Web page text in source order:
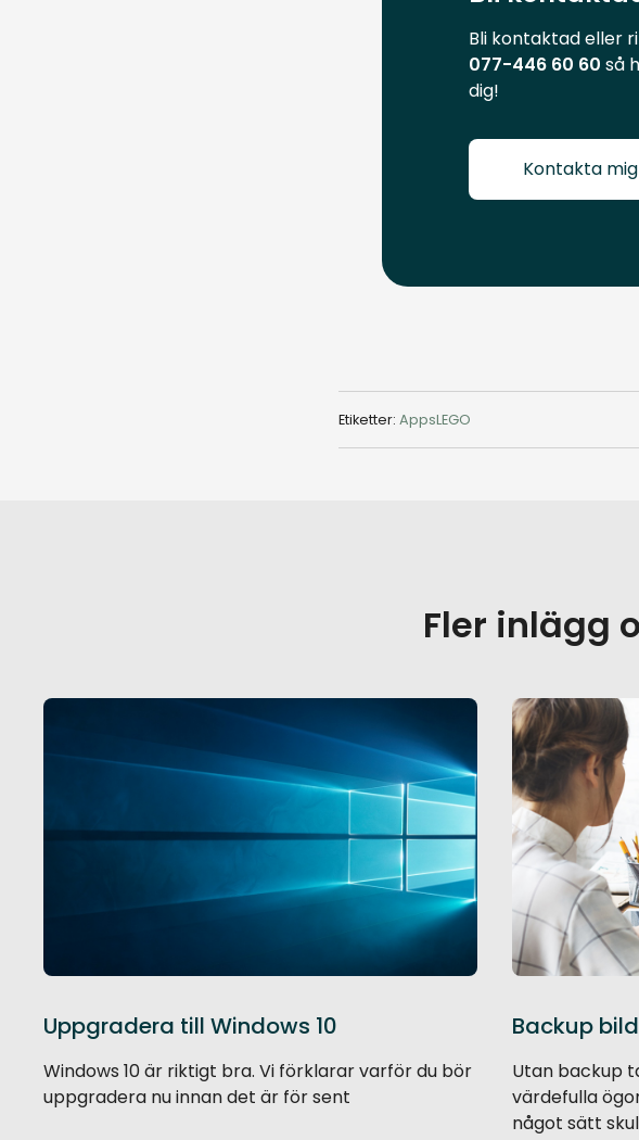
Bli kontaktad eller
077-446 60 60 så
dig!
Kontakta mig
Etiketter: AppsLEGO
Fler inlägg
Uppgradera till Windows 10
Windows 10 är riktigt bra. Vi förklarar varför du bör
uppgradera nu innan det är för sent
Backup
Utan backup
värdefulla
något sätt